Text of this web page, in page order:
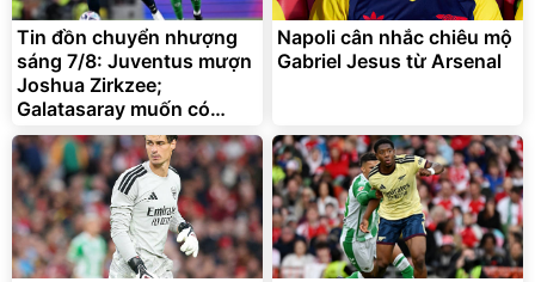
Bạt phủ xe ô tô cao cấp,
tráng nhôm 03 lớp
392.000 đ
325.000đ
Xe đạp điện trợ lực G-
Force C14 gấp gọn bỏ cốp
tiện lợi
9.900.000đ
7.092.000đ
Tin đồn chuyển nhượng
sáng 7/8: Juventus mượn
Joshua Zirkzee;
Galatasaray muốn có
Gabriel Martinelli
Napoli cân nhắc chiêu mộ
Gabriel Jesus từ Arsenal